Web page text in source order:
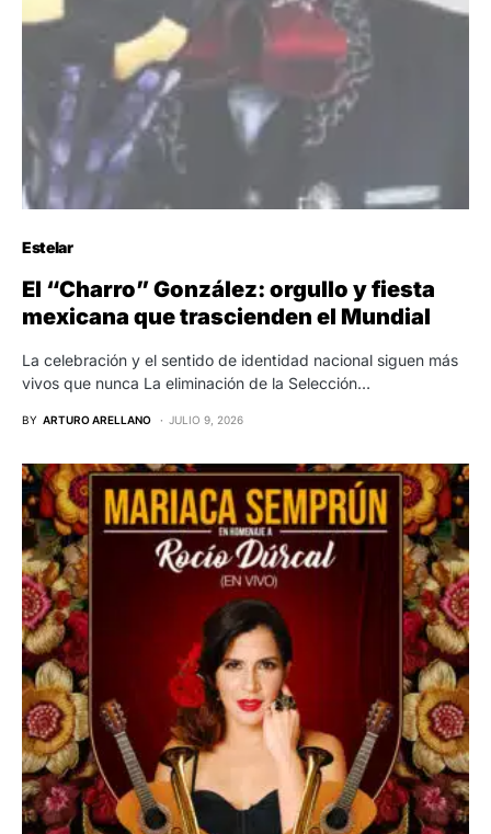
Estelar
El “Charro” González: orgullo y fiesta
mexicana que trascienden el Mundial
La celebración y el sentido de identidad nacional siguen más
vivos que nunca La eliminación de la Selección…
BY ARTURO ARELLANO JULIO 9, 2026